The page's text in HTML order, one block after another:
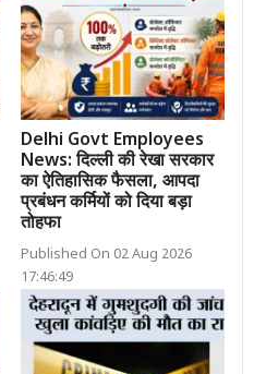
Delhi Govt Employees
News: दिल्ली की रेखा सरकार
का ऐतिहासिक फैसला, आपदा
प्रबंधन कर्मियों को दिया बड़ा
तोहफा
Published On 02 Aug 2026
17:46:49